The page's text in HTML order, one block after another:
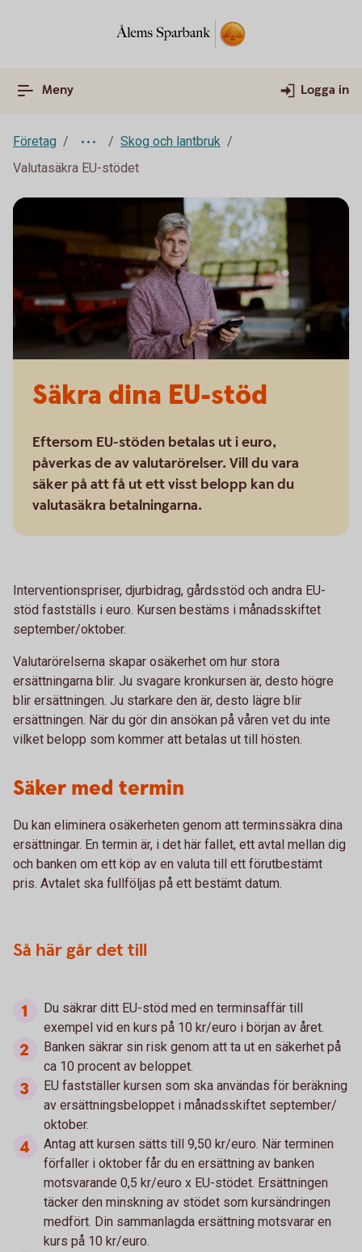
Meny Logga in
Företag
Skog och lantbruk
Valutasäkra EU-stödet
Säkra dina EU-stöd
Eftersom EU-stöden betalas ut i euro,
påverkas de av valutarörelser. Vill du vara
säker på att få ut ett visst belopp kan du
valutasäkra betalningarna.
Interventionspriser, djurbidrag, gårdsstöd och andra EU-
stöd fastställs i euro. Kursen bestäms i månadsskiftet
september/oktober.
Valutarörelserna skapar osäkerhet om hur stora
ersättningarna blir. Ju svagare kronkursen är, desto högre
blir ersättningen. Ju starkare den är, desto lägre blir
ersättningen. När du gör din ansökan på våren vet du inte
vilket belopp som kommer att betalas ut till hösten.
Säker med termin
Du kan eliminera osäkerheten genom att terminssäkra dina
ersättningar. En termin är, i det här fallet, ett avtal mellan dig
och banken om ett köp av en valuta till ett förutbestämt
pris. Avtalet ska fullföljas på ett bestämt datum.
Så här går det till
Du säkrar ditt EU-stöd med en terminsaffär till
exempel vid en kurs på 10 kr/euro i början av året.
Banken säkrar sin risk genom att ta ut en säkerhet på
ca 10 procent av beloppet.
EU fastställer kursen som ska användas för beräkning
av ersättningsbeloppet i månadsskiftet september/
oktober.
Antag att kursen sätts till 9,50 kr/euro. När terminen
förfaller i oktober får du en ersättning av banken
motsvarande 0,5 kr/euro x EU-stödet. Ersättningen
täcker den minskning av stödet som kursändringen
medfört. Din sammanlagda ersättning motsvarar en
kurs på 10 kr/euro.